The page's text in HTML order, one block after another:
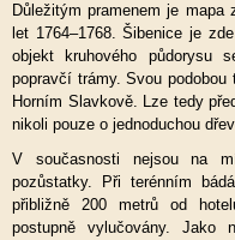
Důležitým pramenem je
let 1764–1768. Šibenice je
objekt kruhového půdorysu
popravčí trámy. Svou
Horním Slavkově. Lze tedy
nikoli pouze o jednoduchou
V současnosti nejsou na
pozůstatky. Při terénním
přibližně 200 metrů od
postupně vylučovány. Jako